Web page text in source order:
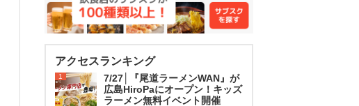
アクセスランキング
1
7/27│『尾道ラーメンWAN』が
広島HiroPaにオープン！キッズ
ラーメン無料イベント開催